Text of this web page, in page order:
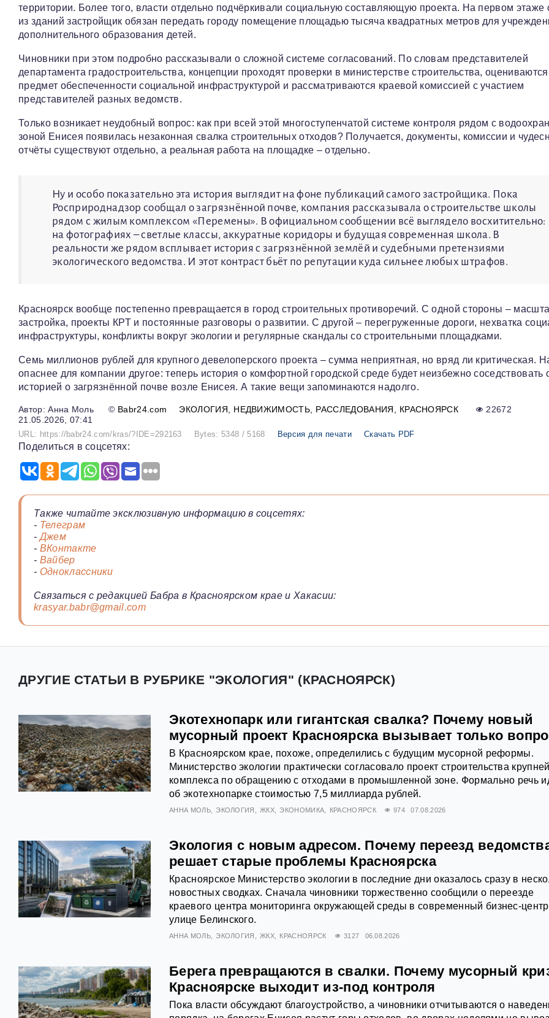
территории. Более того, власти отдельно подчёркивали социальную составляющую проекта. На первом этаже
из зданий застройщик обязан передать городу помещение площадью тысяча квадратных метров для
дополнительного образования детей.
Чиновники при этом подробно рассказывали о сложной системе согласований. По словам представителей
департамента градостроительства, концепции проходят проверки в министерстве строительства,
предмет обеспеченности социальной инфраструктурой и рассматриваются краевой комиссией с участием
представителей разных ведомств.
Только возникает неудобный вопрос: как при всей этой многоступенчатой системе контроля рядом с
зоной Енисея появилась незаконная свалка строительных отходов? Получается, документы, комиссии и
отчёты существуют отдельно, а реальная работа на площадке – отдельно.
Ну и особо показательно эта история выглядит на фоне публикаций самого застройщика. Пока
Росприроднадзор сообщал о загрязнённой почве, компания рассказывала о строительстве школы
рядом с жилым комплексом «Перемены». В официальном сообщении всё выглядело восхитительно:
на фотографиях – светлые классы, аккуратные коридоры и будущая современная школа. В
реальности же рядом всплывает история с загрязнённой землёй и судебными претензиями
экологического ведомства. И этот контраст бьёт по репутации куда сильнее любых штрафов.
Красноярск вообще постепенно превращается в город строительных противоречий. С одной стороны –
застройка, проекты КРТ и постоянные разговоры о развитии. С другой – перегруженные дороги, нехватка
инфраструктуры, конфликты вокруг экологии и регулярные скандалы со строительными площадками.
Семь миллионов рублей для крупного девелоперского проекта – сумма неприятная, но вряд ли критическая.
опаснее для компании другое: теперь история о комфортной городской среде будет неизбежно соседствовать
историей о загрязнённой почве возле Енисея. А такие вещи запоминаются надолго.
Анна Моль © Babr24.com ЭКОЛОГИЯ НЕДВИЖИМОСТЬ РАССЛЕДОВАНИЯ КРАСНОЯРСК
22672
21.05.2026, 07:41
URL: https://babr24.com/kras/?IDE=292163 Bytes: 5348 / 5168 Версия для печати Скачать PDF
Поделиться в соцсетях:
Также читайте эксклюзивную информацию в соцсетях:
- Телеграм
-Джем
- ВКонтакте
- Вайбер
- Одноклассники
Связаться с редакцией Бабра в Красноярском крае и Хакасии:
krasyar.babr@gmail.com
ДРУГИЕ СТАТЬИ В РУБРИКЕ "ЭКОЛОГИЯ" (КРАСНОЯРСК)
Экотехнопарк или гигантская свалка? Почему новый
мусорный проект Красноярска вызывает только
В Красноярском крае, похоже, определились с будущим мусорной реформы.
Министерство экологии практически согласовало проект строительства
комплекса по обращению с отходами в промышленной зоне. Формально речь
об экотехнопарке стоимостью 7,5 миллиарда рублей.
АННА МОЛЬ ЭКОЛОГИЯ ЖКХ ЭКОНОМИКА КРАСНОЯРСК 974 07.08.2026
Экология с новым адресом. Почему переезд
решает старые проблемы Красноярска
Красноярское Министерство экологии в последние дни оказалось сразу в
новостных сводках. Сначала чиновники торжественно сообщили о переезде
краевого центра мониторинга окружающей среды в современный бизнес-
улице Белинского.
АННА МОЛЬ ЭКОЛОГИЯ ЖКХ КРАСНОЯРСК 3127 06.08.2026
Берега превращаются в свалки. Почему мусорный
Красноярске выходит из-под контроля
Пока власти обсуждают благоустройство, а чиновники отчитываются о